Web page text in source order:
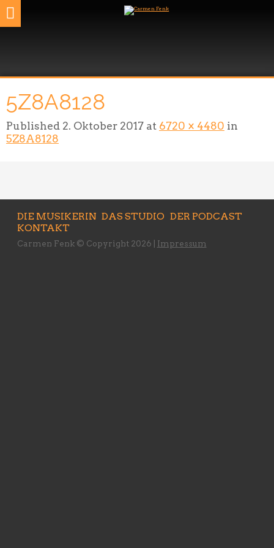
5Z8A8128
Published 2. Oktober 2017 at 6720 × 4480 in
5Z8A8128
DIE MUSIKERIN DAS STUDIO DER PODCAST
KONTAKT
Carmen Fenk © Copyright 2026 | Impressum